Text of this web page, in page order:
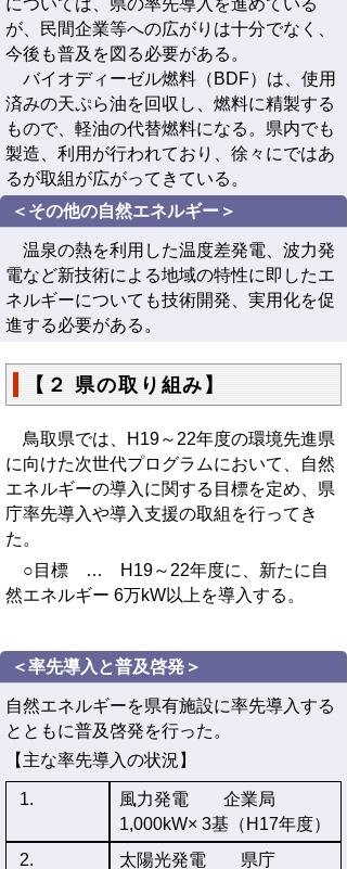
が、民間企業等への広がりは十分でなく、
今後も普及を図る必要がある。
バイオディーゼル燃料（BDF）は、使用
済みの天ぷら油を回収し、燃料に精製する
もので、軽油の代替燃料になる。県内でも
製造、利用が行われており、徐々にではあ
るが取組が広がってきている。
＜その他の自然エネルギー＞
温泉の熱を利用した温度差発電、波力発
電など新技術による地域の特性に即したエ
ネルギーについても技術開発、実用化を促
進する必要がある。
【２ 県の取り組み】
鳥取県では、H19～22年度の環境先進県
に向けた次世代プログラムにおいて、自然
エネルギーの導入に関する目標を定め、県
庁率先導入や導入支援の取組を行ってき
た。
○目標 … H19～22年度に、新たに自
然エネルギー 6万kW以上を導入する。
＜率先導入と普及啓発＞
自然エネルギーを県有施設に率先導入する
とともに普及啓発を行った。
【主な率先導入の状況】
1.
風力発電 企業局
1,000kW× 3基（H17年度）
2.
太陽光発電 県庁